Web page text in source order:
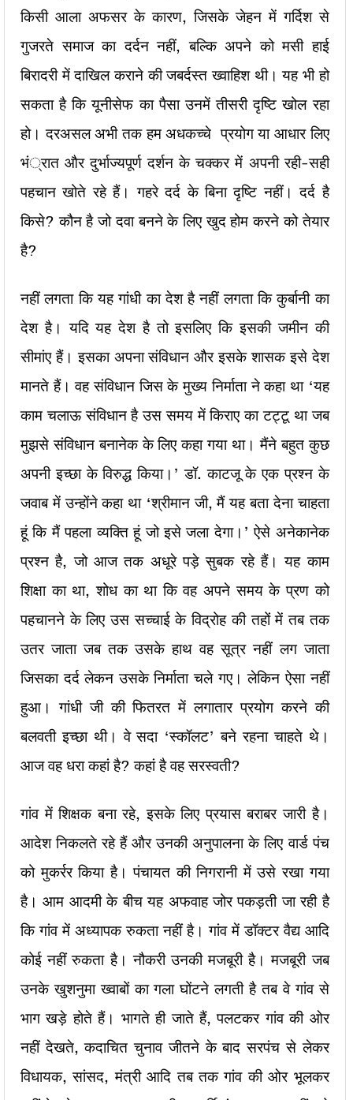
किसी आला अफसर के कारण, जिसके जेहन में गर्दिश से
गुजरते समाज का दर्दन नहीं, बल्कि अपने को मसी हाई
बिरादरी में दाखिल कराने की जबर्दस्त ख्वाहिश थी। यह भी हो
सकता है कि यूनीसेफ का पैसा उनमें तीसरी दृष्टि खोल रहा
हो। दरअसल अभी तक हम अधकच्चे प्रयोग या आधार लिए
भं्रात और दुर्भाज्यपूर्ण दर्शन के चक्कर में अपनी रही-सही
पहचान खोते रहे हैं। गहरे दर्द के बिना दृष्टि नहीं। दर्द है
किसे? कौन है जो दवा बनने के लिए खुद होम करने को तेयार
है?
नहीं लगता कि यह गांधी का देश है नहीं लगता कि कुर्बानी का
देश है। यदि यह देश है तो इसलिए कि इसकी जमीन की
सीमांए हैं। इसका अपना संविधान और इसके शासक इसे देश
मानते हैं। वह संविधान जिस के मुख्य निर्माता ने कहा था ‘यह
काम चलाऊ संविधान है उस समय में किराए का टट्टू था जब
मुझसे संविधान बनानेक के लिए कहा गया था। मैंने बहुत कुछ
अपनी इच्छा के विरुद्ध किया।’ डॉ. काटजू के एक प्रश्न के
जवाब में उन्होंने कहा था ‘श्रीमान जी, मैं यह बता देना चाहता
हूं कि मैं पहला व्यक्ति हूं जो इसे जला देगा।’ ऐसे अनेकानेक
प्रश्न है, जो आज तक अधूरे पड़े सुबक रहे हैं। यह काम
शिक्षा का था, शोध का था कि वह अपने समय के प्रण को
पहचानने के लिए उस सच्चाई के विद्रोह की तहों में तब तक
उतर जाता जब तक उसके हाथ वह सूत्र नहीं लग जाता
जिसका दर्द लेकन उसके निर्माता चले गए। लेकिन ऐसा नहीं
हुआ। गांधी जी की फितरत में लगातार प्रयोग करने की
बलवती इच्छा थी। वे सदा ‘स्कॉलट’ बने रहना चाहते थे।
आज वह धरा कहां है? कहां है वह सरस्वती?
गांव में शिक्षक बना रहे, इसके लिए प्रयास बराबर जारी है।
आदेश निकलते रहे हैं और उनकी अनुपालना के लिए वार्ड पंच
को मुकर्रर किया है। पंचायत की निगरानी में उसे रखा गया
है। आम आदमी के बीच यह अफवाह जोर पकड़ती जा रही है
कि गांव में अध्यापक रुकता नहीं है। गांव में डॉक्टर वैद्य आदि
कोई नहीं रुकता है। नौकरी उनकी मजबूरी है। मजबूरी जब
उनके खुशनुमा ख्वाबों का गला घोंटने लगती है तब वे गांव से
भाग खड़े होते हैं। भागते ही जाते हैं, पलटकर गांव की ओर
नहीं देखते, कदाचित चुनाव जीतने के बाद सरपंच से लेकर
विधायक, सांसद, मंत्री आदि तब तक गांव की ओर भूलकर